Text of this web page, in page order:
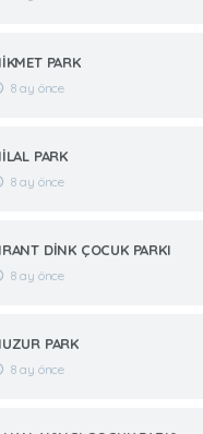
PARK
8 ay önce
PARK
8 ay önce
DİNK ÇOCUK PARKI
8 ay önce
PARK
8 ay önce